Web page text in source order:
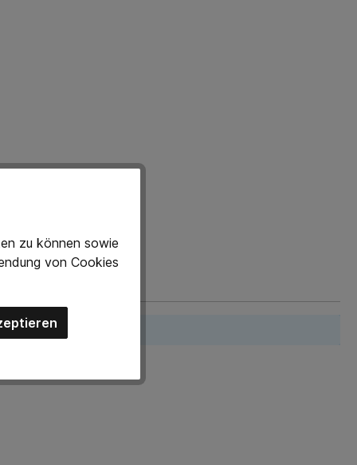
mit anderen.
zu können sowie
von Cookies